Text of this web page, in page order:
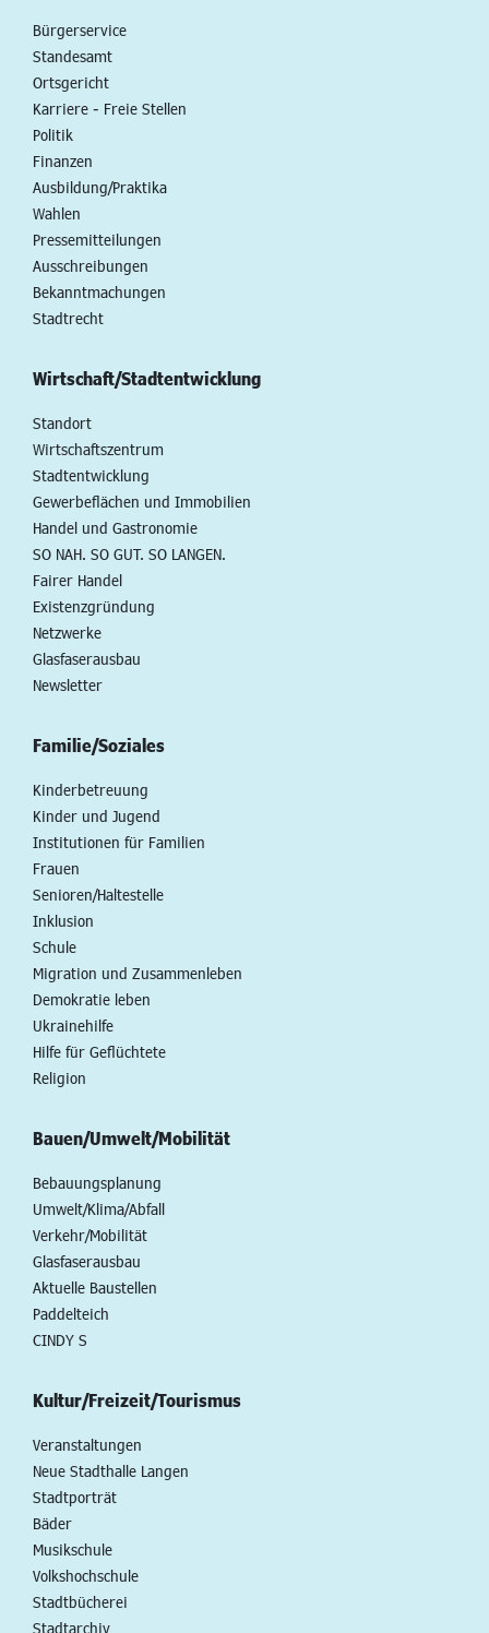
Bürgerservice
Standesamt
Ortsgericht
Karriere - Freie Stellen
Politik
Finanzen
Ausbildung/Praktika
Wahlen
Pressemitteilungen
Ausschreibungen
Bekanntmachungen
Stadtrecht
Wirtschaft/Stadtentwicklung
Standort
Wirtschaftszentrum
Stadtentwicklung
Gewerbeflächen und Immobilien
Handel und Gastronomie
SO NAH. SO GUT. SO LANGEN.
Fairer Handel
Existenzgründung
Netzwerke
Glasfaserausbau
Newsletter
Familie/Soziales
Kinderbetreuung
Kinder und Jugend
Institutionen für Familien
Frauen
Senioren/Haltestelle
Inklusion
Schule
Migration und Zusammenleben
Demokratie leben
Ukrainehilfe
Hilfe für Geflüchtete
Religion
Bauen/Umwelt/Mobilität
Bebauungsplanung
Umwelt/Klima/Abfall
Verkehr/Mobilität
Glasfaserausbau
Aktuelle Baustellen
Paddelteich
CINDY S
Kultur/Freizeit/Tourismus
Veranstaltungen
Neue Stadthalle Langen
Stadtporträt
Bäder
Musikschule
Volkshochschule
Stadtbücherei
Stadtarchiv